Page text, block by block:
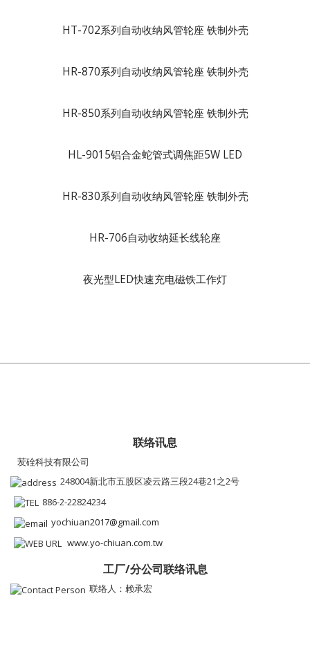
HT-702系列自动收纳风管轮座 铁制外壳
HR-870系列自动收纳风管轮座 铁制外壳
HR-850系列自动收纳风管轮座 铁制外壳
HL-9015铝合金蛇管式调焦距5W LED
HR-830系列自动收纳风管轮座 铁制外壳
HR-706自动收纳延长线轮座
夜光型LED快速充电磁铁工作灯
联络讯息
苃硂科技有限公司
248004新北市五股区凌云路三段24巷21之2号
886-2-22824234
yochiuan2017@gmail.com
www.yo-chiuan.com.tw
工厂/分公司联络讯息
联络人：赖承宏